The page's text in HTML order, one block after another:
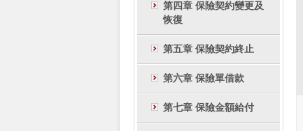
第四章 保險契約變更及
恢復
第五章 保險契約終止
第六章 保險單借款
第七章 保險金額給付